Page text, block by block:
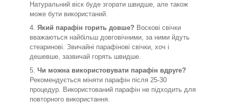
Натуральний віск буде згорати швидше, але також
може бути використаний.
Який парафін горить довше? Воскові свічки
вважаються найбільш довговічними, за ними йдуть
стеаринові. Звичайні парафінові свічки, хоч і
дешевше, зазвичай горять швидше.
Чи можна використовувати парафін вдруге?
Рекомендується міняти парафін після 25-30
процедур. Використований парафін не підходить для
повторного використання.